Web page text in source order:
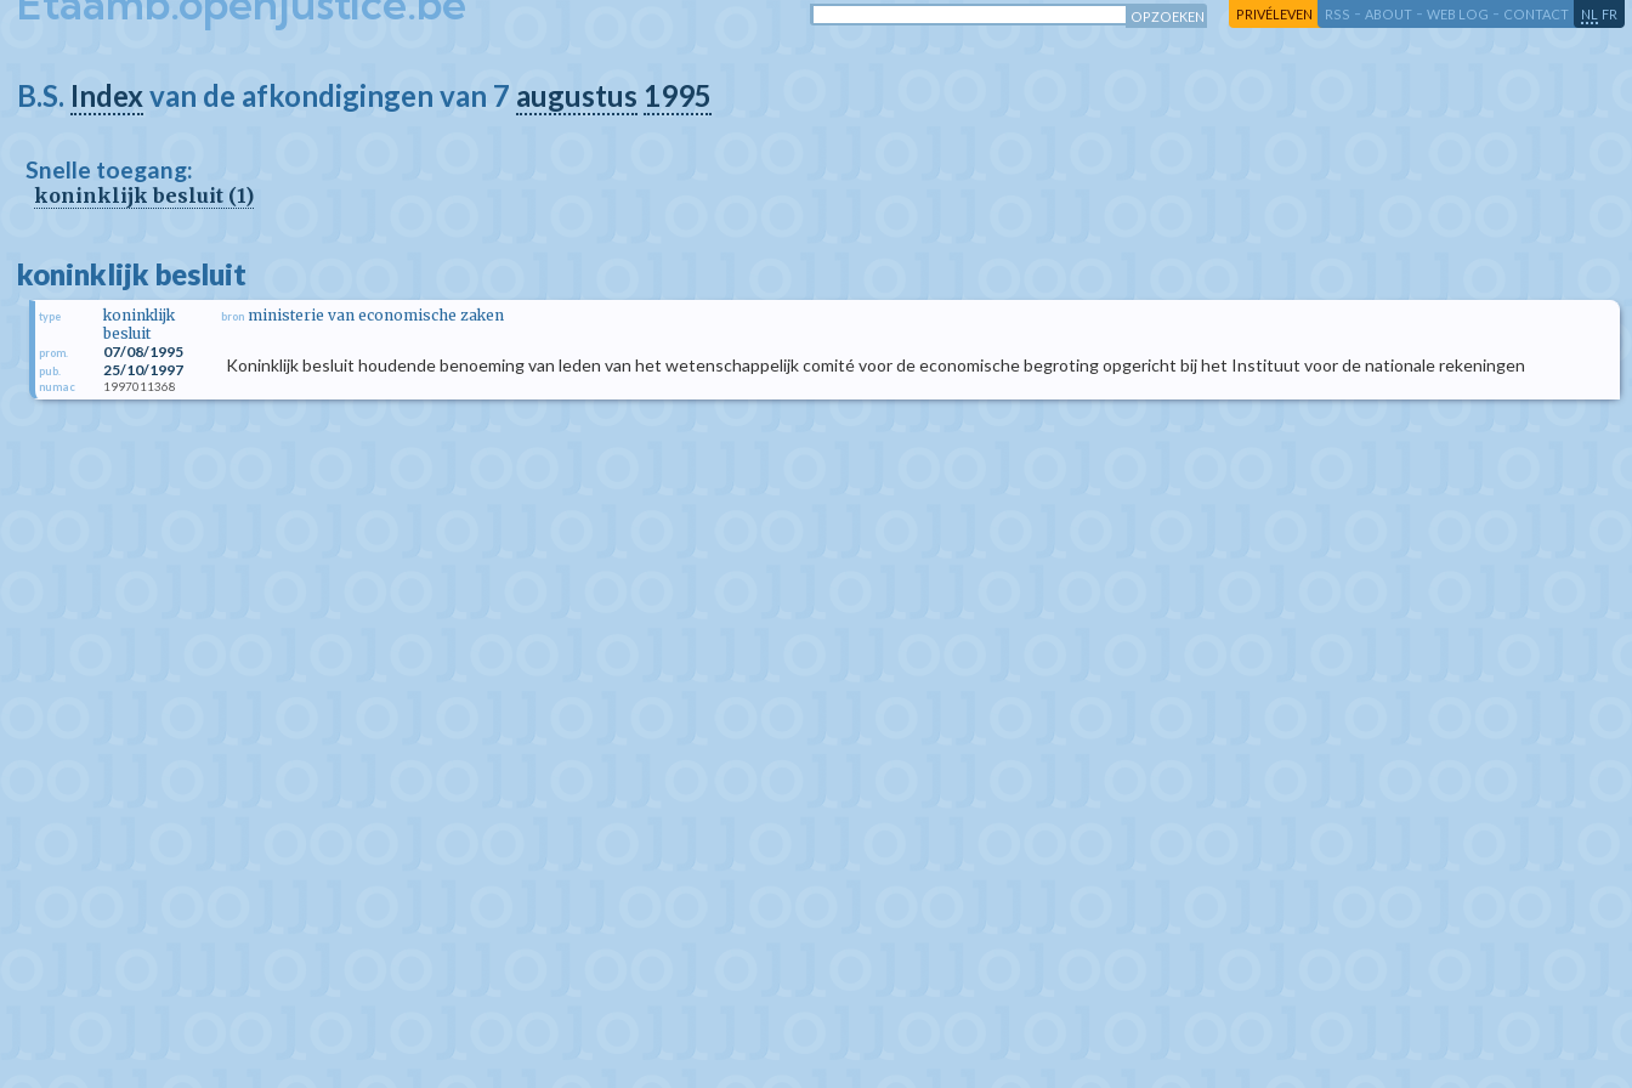
PRIVÉLEVEN RSS - ABOUT - WEB LOG - CONTACT NL FR
B.S. Indexvan de afkondigingen van 7 augustus 1995
Snelle toegang:
koninklijk besluit (1)
koninklijk besluit
type
koninklijk
besluit
prom. 07/08/1995
pub. 25/10/1997
numac 1997011368
bron ministerie van economische zaken
Koninklijk besluit houdende benoeming van leden van het wetenschappelijk comité voor de economische begroting opgericht bij het Instituut voor de nationale rekeningen